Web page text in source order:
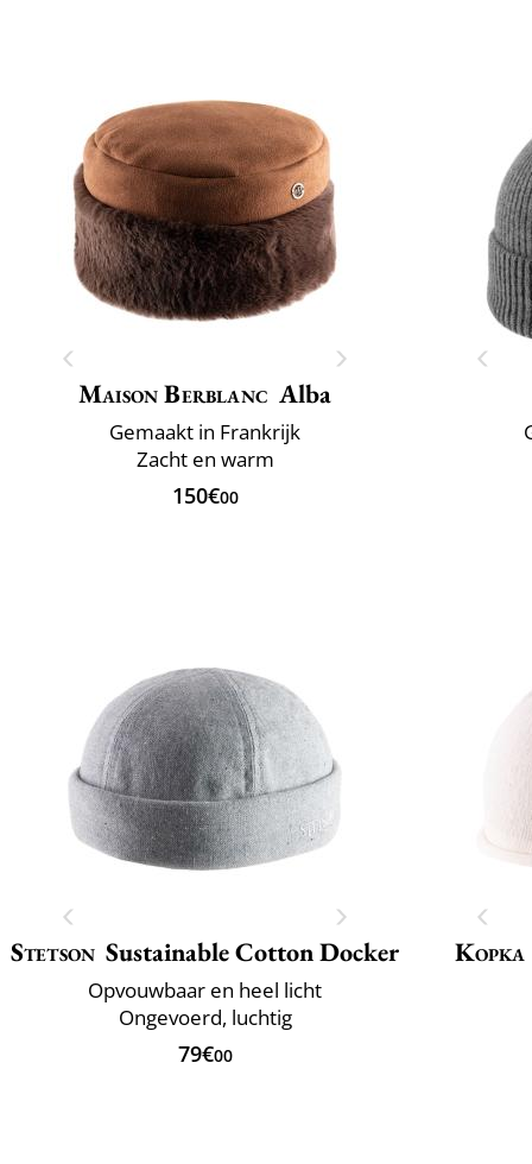
Maison Berblanc Alba
Gemaakt in Frankrijk
Zacht en warm
150€00
Stetson Sustainable Cotton Docker
Opvouwbaar en heel licht
Ongevoerd, luchtig
79€00
Kopka